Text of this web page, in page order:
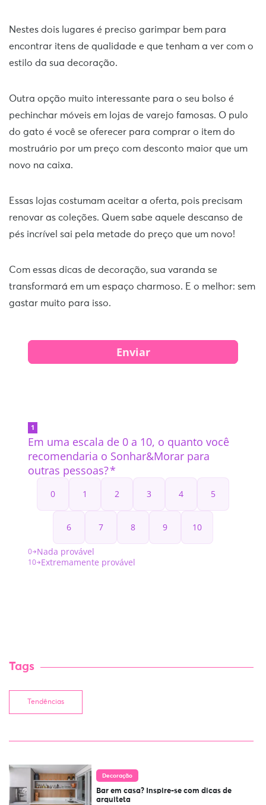
Nestes dois lugares é preciso garimpar bem para
encontrar itens de qualidade e que tenham a ver com o
estilo da sua decoração.
Outra opção muito interessante para o seu bolso é
pechinchar móveis em lojas de varejo famosas. O pulo
do gato é você se oferecer para comprar o item do
mostruário por um preço com desconto maior que um
novo na caixa.
Essas lojas costumam aceitar a oferta, pois precisam
renovar as coleções. Quem sabe aquele descanso de
pés incrível sai pela metade do preço que um novo!
Com essas dicas de decoração, sua varanda se
transformará em um espaço charmoso. E o melhor: sem
gastar muito para isso.
Tags
Tendências
Decoração
Bar em casa? Inspire-se com dicas de
arquiteta